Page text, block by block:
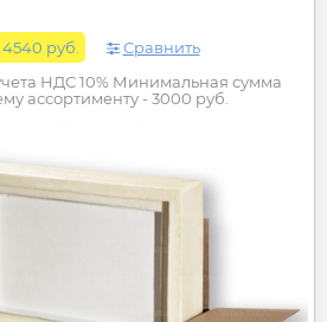
4540 руб.
Сравнить
НДС 10% Минимальная сумма
ассортименту - 3000 руб.